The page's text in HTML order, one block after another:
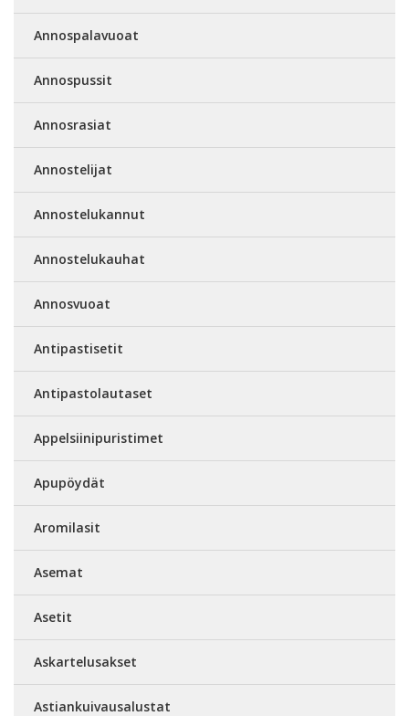
Annospalavuoat
Annospussit
Annosrasiat
Annostelijat
Annostelukannut
Annostelukauhat
Annosvuoat
Antipastisetit
Antipastolautaset
Appelsiinipuristimet
Apupöydät
Aromilasit
Asemat
Asetit
Askartelusakset
Astiankuivausalustat